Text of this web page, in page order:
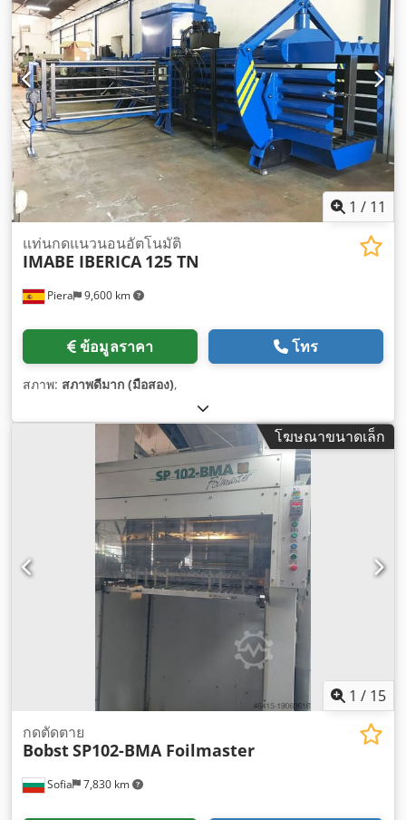
1 / 11
Piera 9,600 km
แท่นกดแนวนอนอัตโนมัติ
IMABE IBERICA 125 TN
ข้อมูลราคา โทร
สภาพ: สภาพดีมาก (มือสอง),
โฆษณาขนาดเล็ก
1 / 15
Sofia 7,830 km
กดตัดตาย
BobstSP102-BMA Foilmaster